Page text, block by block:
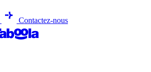
Contactez-nous